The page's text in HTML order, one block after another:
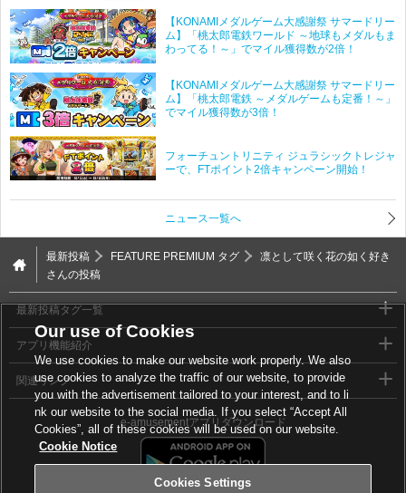
【KONAMIメダルゲーム大感謝祭 サマードリー
ム】「桃太郎電鉄ワールド ～地球もメダルもま
わってる！～」でマイル獲得数が2倍！
【KONAMIメダルゲーム大感謝祭 サマードリー
ム】「桃太郎電鉄 ～メダルゲームも定番！～」
でマイル獲得数が3倍！
フォーチュントリニティ ジュラシックトレジャ
ーで、FTポイント2倍キャンペーン開始！
ニュース一覧へ
最新投稿 FEATURE PREMIUM タグ
凛として咲く花の如く好き
さんの投稿
最新投稿タグ一覧
アプリ機能紹介
関連リンク
e-amusementアプリダウンロード
Our use of Cookies
We use cookies to make our website work properly. We also
use cookies to analyze the traffic of our website, to provide
you with the advertisement tailored to your interest, and to li
nk our website to the social media. If you select “Accept All
Cookies”, all of these cookies will be used on our website.
Cookie Notice
Cookies Settings